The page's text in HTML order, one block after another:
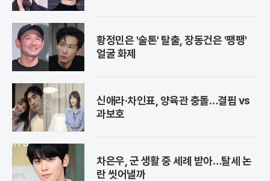
황정민은 '술톤' 탈출, 장동건은 '팽팽'
얼굴 화제
신애라·차인표, 양육관 충돌…결핍 vs
과보호
차은우, 군 생활 중 세례 받아…탈세 논
란 씻어낼까